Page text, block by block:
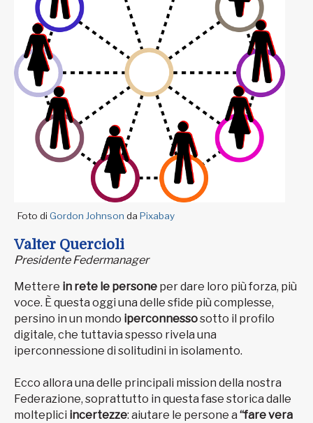
Foto di Gordon Johnson da Pixabay
Valter Quercioli
Presidente Federmanager
Mettere in rete le persone per dare loro più forza, più
voce. È questa oggi una delle sfide più complesse,
persino in un mondo iperconnessosotto il profilo
digitale, che tuttavia spesso rivela una
iperconnessione di solitudini in isolamento.
Ecco allora una delle principali mission della nostra
Federazione, soprattutto in questa fase storica dalle
molteplici incertezze: aiutare le persone a “fare vera